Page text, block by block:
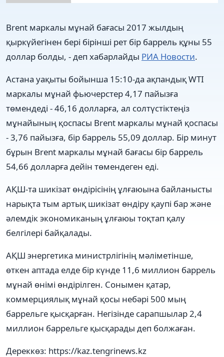
Brent маркалы мұнай бағасы 2017 жылдың
қыркүйегінен бері бірінші рет бір баррель құны 55
доллар болды, - деп хабарлайды РИА Новости.
Астана уақыты бойынша 15:10-да ақпандық WTI
маркалы мұнай фьючерстер 4,17 пайызға
төмендеді - 46,16 долларға, ал солтүстіктеңіз
мұнайының қоспасы Brent маркалы мұнай қоспасы
- 3,76 пайызға, бір баррель 55,09 доллар. Бір минут
бұрын Brent маркалы мұнай бағасы бір баррель
54,66 долларға дейін төмендеген еді.
АҚШ-та шикізат өндірісінің ұлғаюына байланысты
нарықта тым артық шикізат өндіру қаупі бар және
әлемдік экономиканың ұлғаюы тоқтап қалу
белгілері байқалады.
АҚШ энергетика министрлігінің мәліметінше,
өткен аптада елде бір күнде 11,6 миллион баррель
мұнай өнімі өндірілген. Сонымен қатар,
коммерциялық мұнай қосы небәрі 500 мың
баррельге қысқарған. Негізінде сарапшылар 2,4
миллион баррельге қысқарады деп болжаған.
Дереккөз: https://kaz.tengrinews.kz